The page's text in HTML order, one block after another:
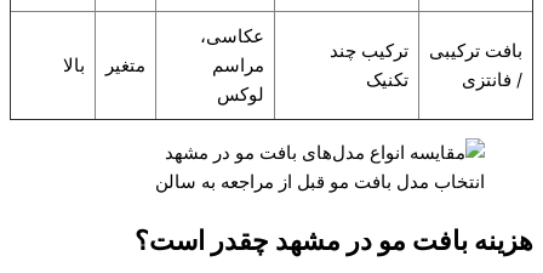
بافت ترکیبی
/ فانتزی
ترکیب چند
تکنیک
عکاسی،
مراسم
لوکس
متغیر بالا
انتخاب مدل بافت مو قبل از مراجعه به سالن
هزینه بافت مو در مشهد چقدر است؟